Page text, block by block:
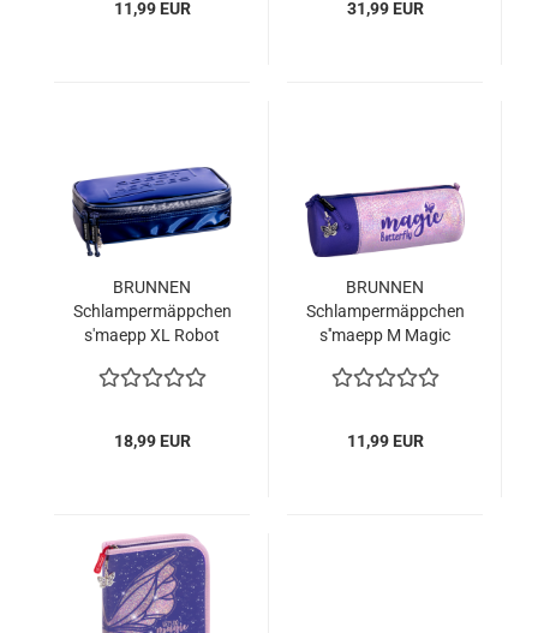
11,99 EUR 31,99 EUR
BRUNNEN
Schlampermäppchen
s'maepp XL Robot
dunkelblau
18,99 EUR
BRUNNEN
Schlampermäppchen
s''maepp M Magic
11,99 EUR